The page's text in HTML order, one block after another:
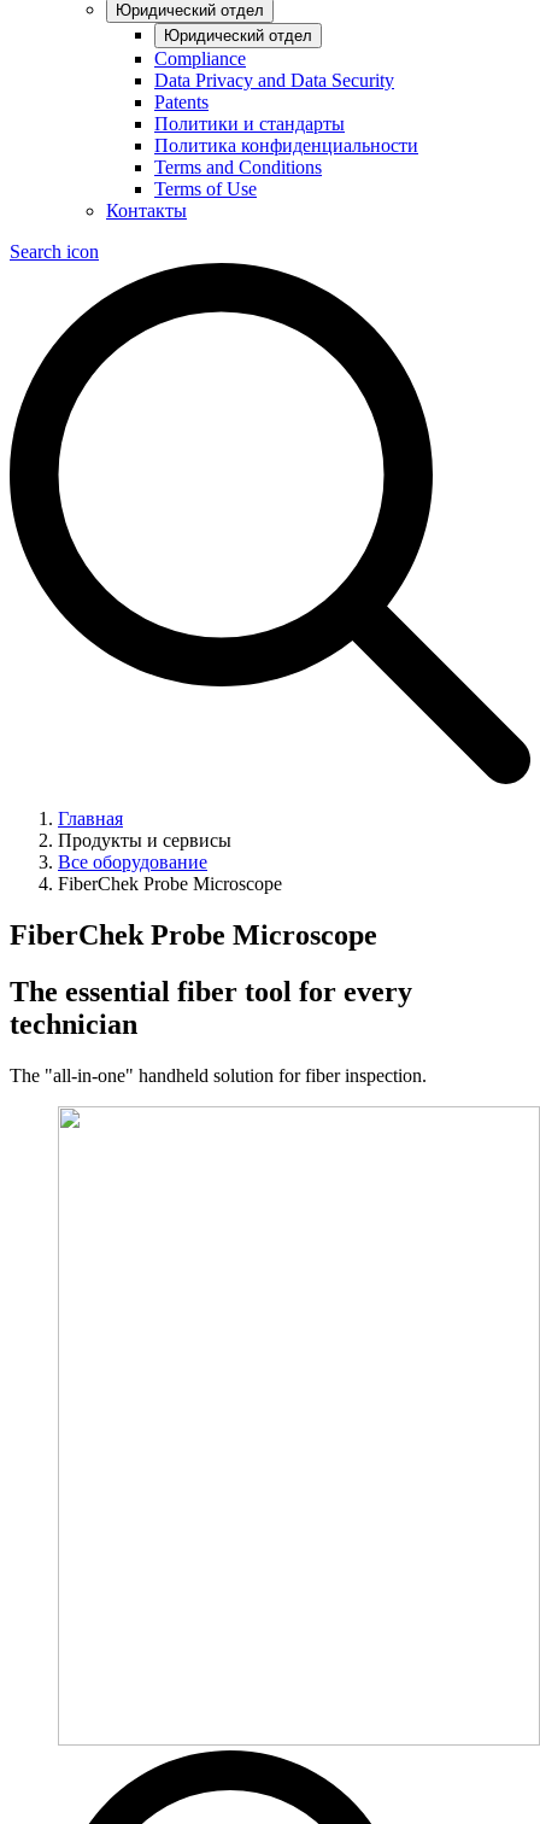
Юридический отдел
Юридический отдел
Compliance
Data Privacy and Data Security
Patents
Политики и стандарты
Политика конфиденциальности
Terms and Conditions
Terms of Use
Контакты
Search icon
Главная
Продукты и сервисы
Все оборудование
FiberChek Probe Microscope
FiberChek Probe Microscope
The essential fiber tool for every
technician
The "all-in-one" handheld solution for fiber inspection.